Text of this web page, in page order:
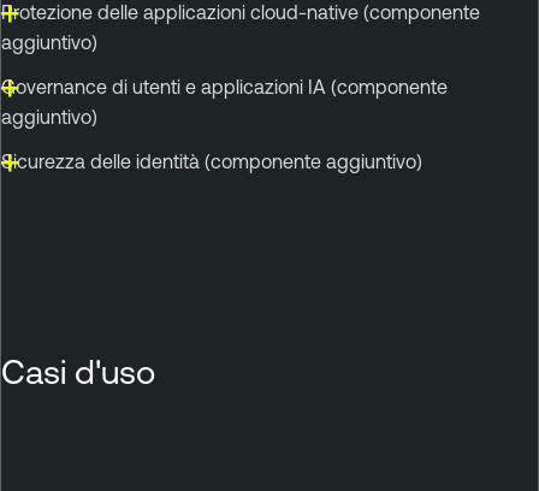
Protezione delle applicazioni cloud-native (componente
aggiuntivo)
Governance di utenti e applicazioni IA (componente
aggiuntivo)
Sicurezza delle identità (componente aggiuntivo)
Casi d'uso